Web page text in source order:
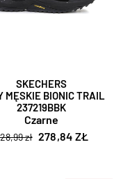
SKECHERS
MĘSKIE BIONIC TRAIL
237219BBK
Czarne
zł 278,84 ZŁ